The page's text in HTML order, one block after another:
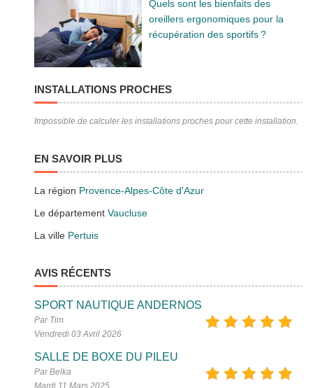
Quels sont les bienfaits des
oreillers ergonomiques pour la
récupération des sportifs ?
INSTALLATIONS PROCHES
Impossible de calculer les installations proches pour cette installation.
EN SAVOIR PLUS
La région Provence-Alpes-Côte d'Azur
Le départementVaucluse
La ville Pertuis
AVIS RÉCENTS
SPORT NAUTIQUE ANDERNOS
Par Tim
Vendredi 03 Avril 2026
SALLE DE BOXE DU PILEU
Par Belka
Mardi 11 Mars 2025